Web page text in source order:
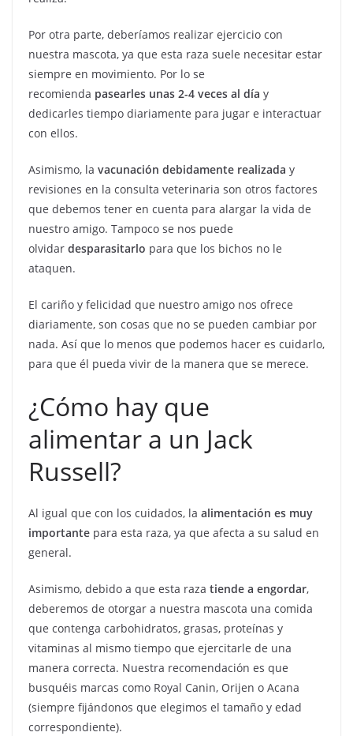
Por otra parte, deberíamos realizar ejercicio con
nuestra mascota, ya que esta raza suele necesitar estar
siempre en movimiento. Por lo se
recomienda pasearles unas 2-4 veces al día y
dedicarles tiempo diariamente para jugar e interactuar
con ellos.
Asimismo, la vacunación debidamente realizada y
revisiones en la consulta veterinaria son otros factores
que debemos tener en cuenta para alargar la vida de
nuestro amigo. Tampoco se nos puede
olvidar desparasitarlo para que los bichos no le
ataquen.
El cariño y felicidad que nuestro amigo nos ofrece
diariamente, son cosas que no se pueden cambiar por
nada. Así que lo menos que podemos hacer es cuidarlo,
para que él pueda vivir de la manera que se merece.
¿Cómo hay que
alimentar a un Jack
Russell?
Al igual que con los cuidados, la alimentación es muy
importante para esta raza, ya que afecta a su salud en
general.
Asimismo, debido a que esta raza tiende a engordar,
deberemos de otorgar a nuestra mascota una comida
que contenga carbohidratos, grasas, proteínas y
vitaminas al mismo tiempo que ejercitarle de una
manera correcta. Nuestra recomendación es que
busquéis marcas como Royal Canin, Orijen o Acana
(siempre fijándonos que elegimos el tamaño y edad
correspondiente).